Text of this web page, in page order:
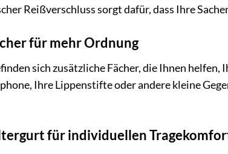
Reißverschluss sorgt dafür, dass Ihre
für mehr Ordnung
sich zusätzliche Fächer, die Ihnen
Ihre Lippenstifte oder andere kleine
für individuellen